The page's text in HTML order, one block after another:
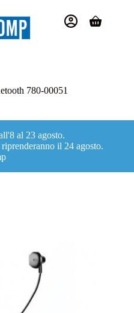
Carrello
780-00051
al 23 agosto.
il 24 agosto.